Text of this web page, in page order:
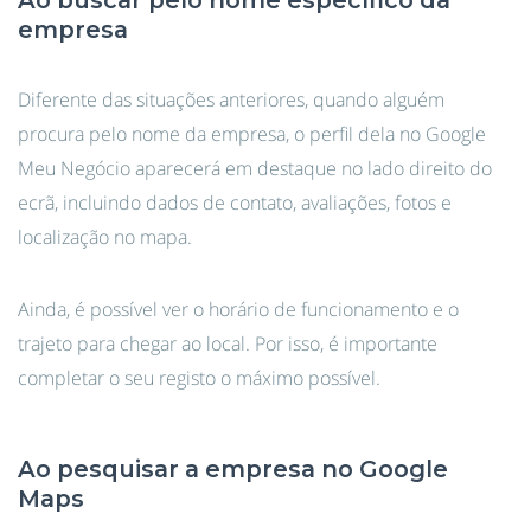
empresa
Diferente das situações anteriores, quando alguém
procura pelo nome da empresa, o perfil dela no Google
Meu Negócio aparecerá em destaque no lado direito do
ecrã, incluindo dados de contato, avaliações, fotos e
localização no mapa.
Ainda, é possível ver o horário de funcionamento e o
trajeto para chegar ao local. Por isso, é importante
completar o seu registo o máximo possível.
Ao pesquisar a empresa no Google
Maps